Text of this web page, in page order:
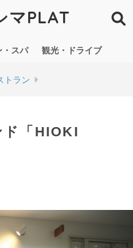
マPLAT
・スパ 観光・ドライブ
トラン
ド「HIOKI